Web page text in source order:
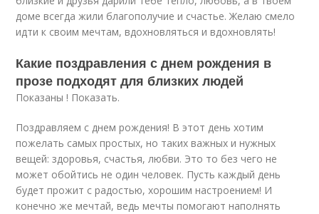
доме всегда жили благополучие и счастье. Желаю смело
идти к своим мечтам, вдохновляться и вдохновлять!
Какие поздравления с днем рождения в
прозе подходят для близких людей
Показаны ! Показать.
Поздравляем с днем рождения! В этот день хотим
пожелать самых простых, но таких важных и нужных
вещей: здоровья, счастья, любви. Это то без чего не
может обойтись не один человек. Пусть каждый день
будет прожит с радостью, хорошим настроением! И
конечно же мечтай, ведь мечты помогают наполнять